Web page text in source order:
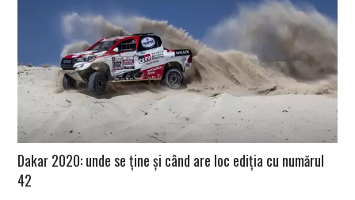
Dakar 2020: unde se ține și când are loc ediția cu numărul
42